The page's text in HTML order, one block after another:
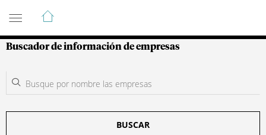
Guía de Empresas Colombianas
Buscador de información de empresas
BUSCAR